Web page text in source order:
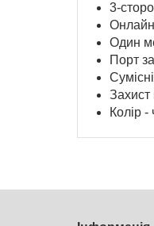
3-
Один
Порт
Захист
Колір -